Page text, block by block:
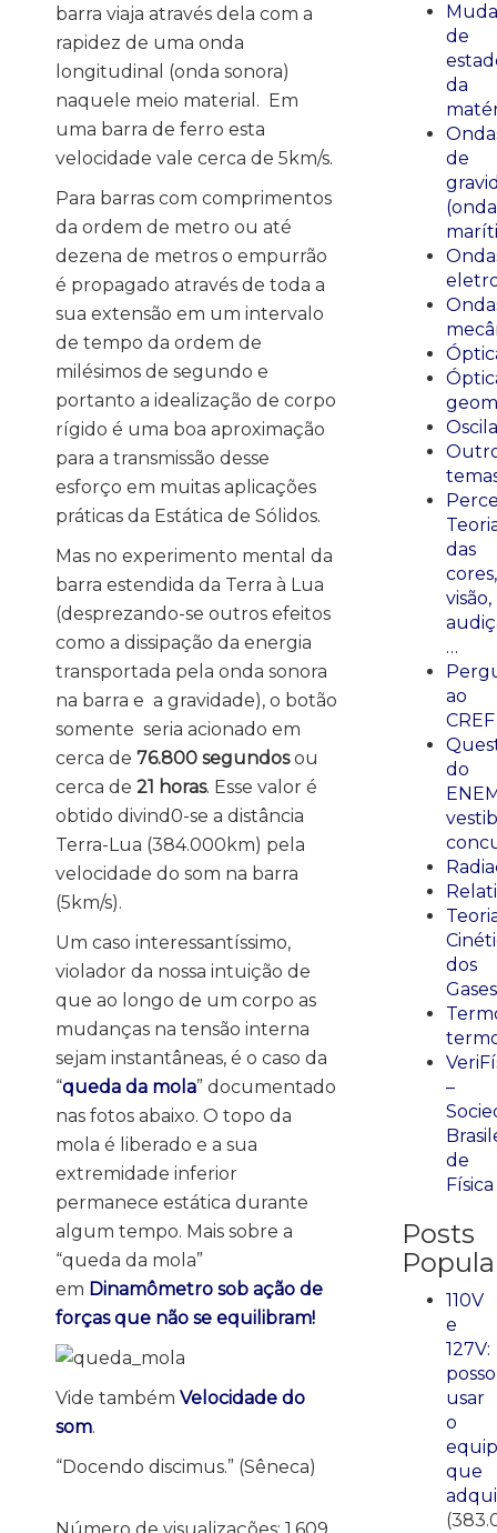
barra viaja através dela com a
rapidez de uma onda
longitudinal (onda sonora)
naquele meio material. Em
uma barra de ferro esta
velocidade vale cerca de 5km/s.
Para barras com comprimentos
da ordem de metro ou até
dezena de metros o empurrão
é propagado através de toda a
sua extensão em um intervalo
de tempo da ordem de
milésimos de segundo e
portanto a idealização de corpo
rígido é uma boa aproximação
para a transmissão desse
esforço em muitas aplicações
práticas da Estática de Sólidos.
Mas no experimento mental da
barra estendida da Terra à Lua
(desprezando-se outros efeitos
como a dissipação da energia
transportada pela onda sonora
na barra e a gravidade), o botão
somente seria acionado em
cerca de 76.800 segundosou
cerca de 21 horas. Esse valor é
obtido divind0-se a distância
Terra-Lua (384.000km) pela
velocidade do som na barra
(5km/s).
Um caso interessantíssimo,
violador da nossa intuição de
que ao longo de um corpo as
mudanças na tensão interna
sejam instantâneas, é o caso da
“queda da mola” documentado
nas fotos abaixo. O topo da
mola é liberado e a sua
extremidade inferior
permanece estática durante
algum tempo. Mais sobre a
“queda da mola”
em Dinamômetro sob ação de
forças que não se equilibram!
Vide também Velocidade do
som.
“Docendo discimus.” (Sêneca)
de
da
de
das
cores,
visão,
…
ao
CREF
do
dos
Gases
–
de
Física
Posts
110V
e
127V:
posso
usar
o
que